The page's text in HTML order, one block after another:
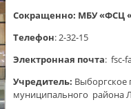
Сокращенно: МБУ «ФСЦ
Телефон: 2-32-15
Электронная почта: fsc-
Учредитель: Выборгское
муниципального района